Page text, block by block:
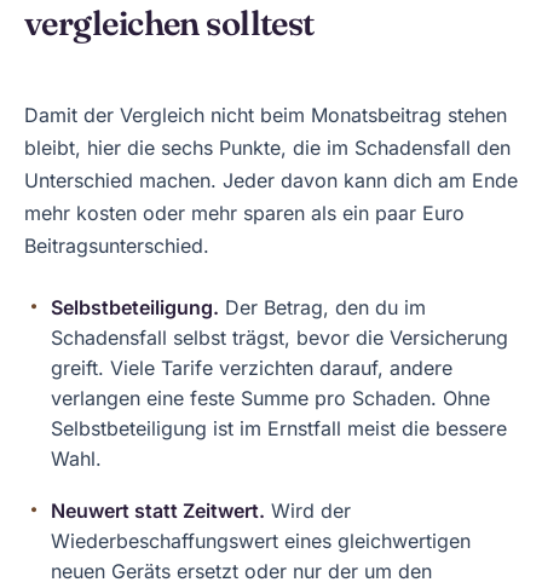
vergleichen solltest
Damit der Vergleich nicht beim Monatsbeitrag stehen
bleibt, hier die sechs Punkte, die im Schadensfall den
Unterschied machen. Jeder davon kann dich am Ende
mehr kosten oder mehr sparen als ein paar Euro
Beitragsunterschied.
Selbstbeteiligung. Der Betrag, den du im
Schadensfall selbst trägst, bevor die Versicherung
greift. Viele Tarife verzichten darauf, andere
verlangen eine feste Summe pro Schaden. Ohne
Selbstbeteiligung ist im Ernstfall meist die bessere
Wahl.
Neuwert statt Zeitwert. Wird der
Wiederbeschaffungswert eines gleichwertigen
neuen Geräts ersetzt oder nur der um den